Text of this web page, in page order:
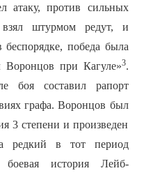
атаку, против сильных
взял штурмом редут, и
беспорядке, победа была
Воронцов при Кагуле»3.
боя составил рапорт
графа. Воронцов был
3 степени и произведен
редкий в тот период
история Лейб-